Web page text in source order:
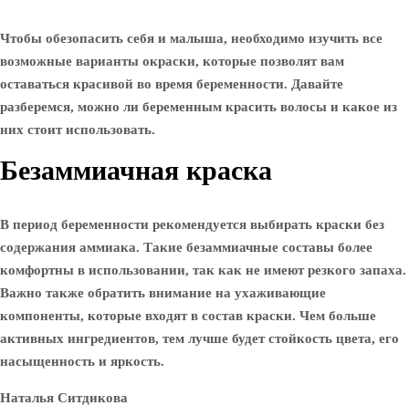
Чтобы обезопасить себя и малыша, необходимо изучить все
возможные варианты окраски, которые позволят вам
оставаться красивой во время беременности. Давайте
разберемся, можно ли беременным красить волосы и какое из
них стоит использовать.
Безаммиачная краска
В период беременности рекомендуется выбирать краски без
содержания аммиака. Такие безаммиачные составы более
комфортны в использовании, так как не имеют резкого запаха.
Важно также обратить внимание на ухаживающие
компоненты, которые входят в состав краски. Чем больше
активных ингредиентов, тем лучше будет стойкость цвета, его
насыщенность и яркость.
Наталья Ситдикова